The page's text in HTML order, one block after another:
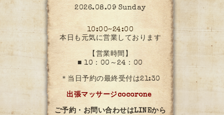
2026.08.09 Sunday
10:00~24:00
本日も元気に営業しております
【営業時間】
■ 10：00～24：00
＊当日予約の最終受付は21:30
出張マッサージcocorone
ご予約・お問い合わせはLINEから